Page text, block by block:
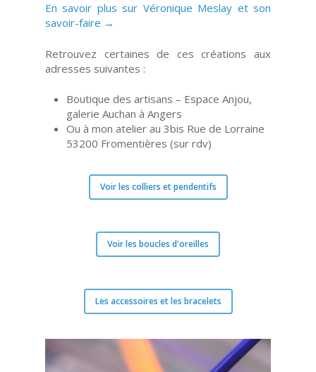
En savoir plus sur Véronique Meslay et son
savoir-faire →
Retrouvez certaines de ces créations aux
adresses suivantes :
Boutique des artisans – Espace Anjou,
galerie Auchan à Angers
Ou à mon atelier au 3bis Rue de Lorraine
53200 Fromentières (sur rdv)
Voir les colliers et pendentifs
Voir les boucles d'oreilles
Les accessoires et les bracelets